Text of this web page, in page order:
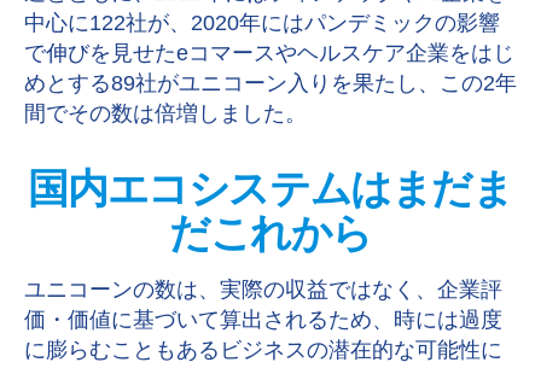
中心に122社が、2020年にはパンデミックの影響
で伸びを見せたeコマースやヘルスケア企業をはじ
めとする89社がユニコーン入りを果たし、この2年
間でその数は倍増しました。
国内エコシステムはまだま
だこれから
ユニコーンの数は、実際の収益ではなく、企業評
価・価値に基づいて算出されるため、時には過度
に膨らむこともあるビジネスの潜在的な可能性に